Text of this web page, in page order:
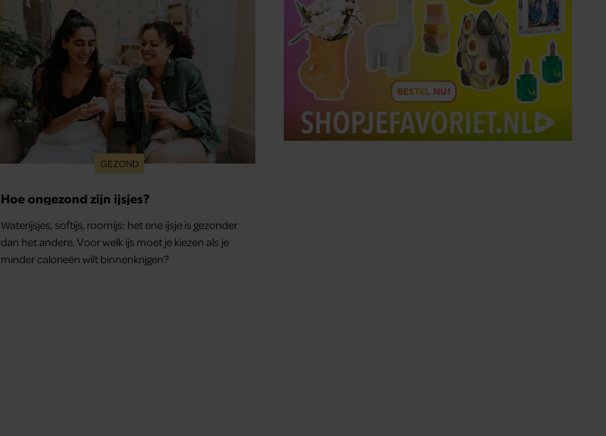
GEZOND
Hoe ongezond zijn ijsjes?
Waterijsjes, softijs, roomijs: het ene ijsje is gezonder
dan het andere. Voor welk ijs moet je kiezen als je
minder calorieën wilt binnenkrijgen?